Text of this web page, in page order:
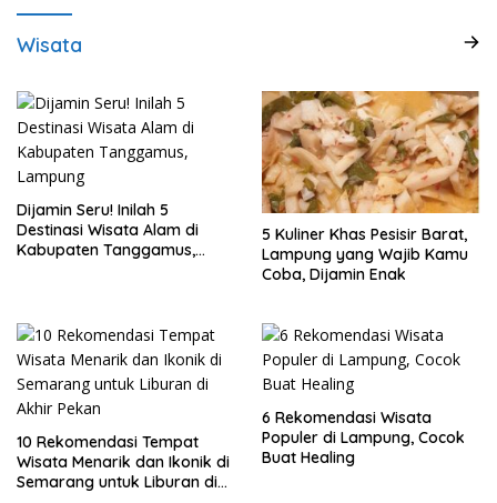
Wisata
Dijamin Seru! Inilah 5
Destinasi Wisata Alam di
Kabupaten Tanggamus,
5 Kuliner Khas Pesisir Barat,
Lampung yang Wajib Kamu
Coba, Dijamin Enak
10 Rekomendasi Tempat
Wisata Menarik dan Ikonik di
Semarang untuk Liburan di
6 Rekomendasi Wisata
Populer di Lampung, Cocok
Buat Healing